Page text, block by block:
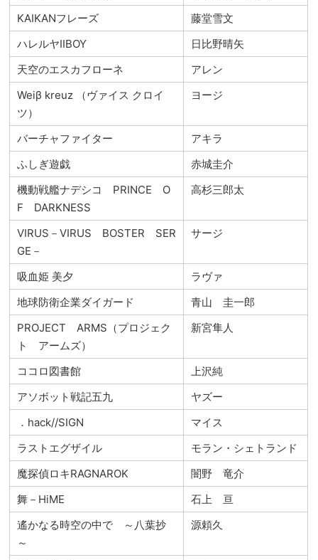
KAIKANフレーズ
藤堂雪文
ハレルヤⅡBOY
日比野晴矢
天空のエスカフローネ
アレン
Weiβ kreuz （ヴァイス クロイ
ツ）
ヨージ
バーチャファイター
アキラ
ふしぎ遊戯
赤城圭介
機動戦艦ナデシコ PRINCE O
F DARKNESS
高杉三郎太
VIRUS－VIRUS BOSTER SER
GE－
サージ
吸血姫 美夕
ラヴァ
地球防衛企業ダイガード
青山 圭一郎
PROJECT ARMS（プロジェク
ト アームズ）
新宮隼人
ココロ図書館
上沢純
アソボット戦記五九
ヤズー
．hack//SIGN
マイス
ラストエグザイル
モラン・シェトランド
魔探偵ロキRAGNAROK
闇野 竜介
舞－HiME
石上 亘
遙かなる時空の中で ～八葉抄
～
源頼久